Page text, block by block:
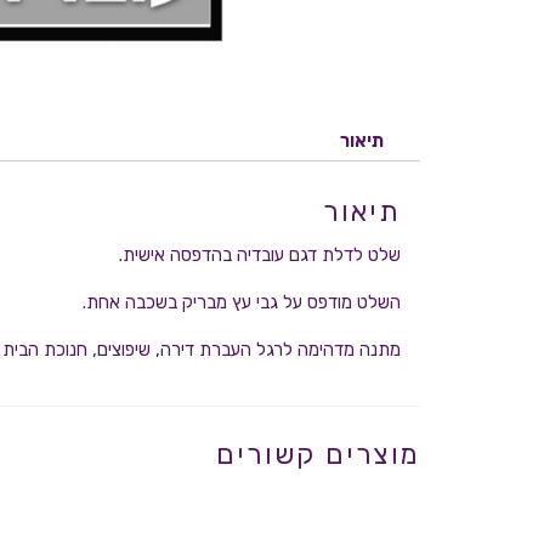
תיאור
תיאור
שלט לדלת דגם עובדיה בהדפסה אישית.
השלט מודפס על גבי עץ מבריק בשכבה אחת.
מתנה מדהימה לרגל העברת דירה, שיפוצים, חנוכת הבית
מוצרים קשורים